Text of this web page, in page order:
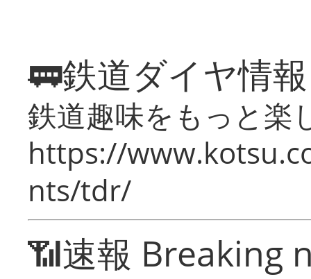
🚃鉄道ダイヤ情
鉄道趣味をもっと楽
https://
nts/tdr/
📶速報 Breaking